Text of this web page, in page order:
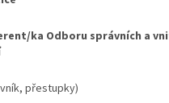
ka Odboru správních a
přestupky)